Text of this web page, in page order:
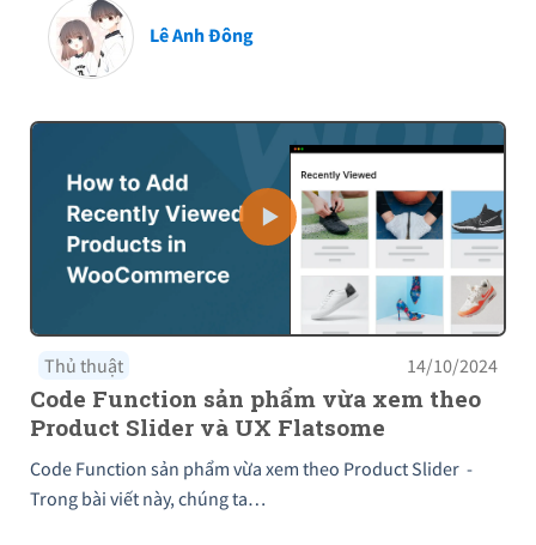
Lê Anh Đông
Thủ thuật 14/10/2024
Code Function sản phẩm vừa xem theo
Product Slider và UX Flatsome
Code Function sản phẩm vừa xem theo Product Slider -
Trong bài viết này, chúng ta…